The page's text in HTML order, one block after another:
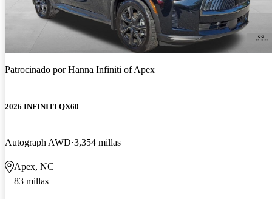
Patrocinado porHanna Infiniti of Apex
2026 INFINITI QX60
Autograph AWD 3,354 millas
Apex, NC
83 millas